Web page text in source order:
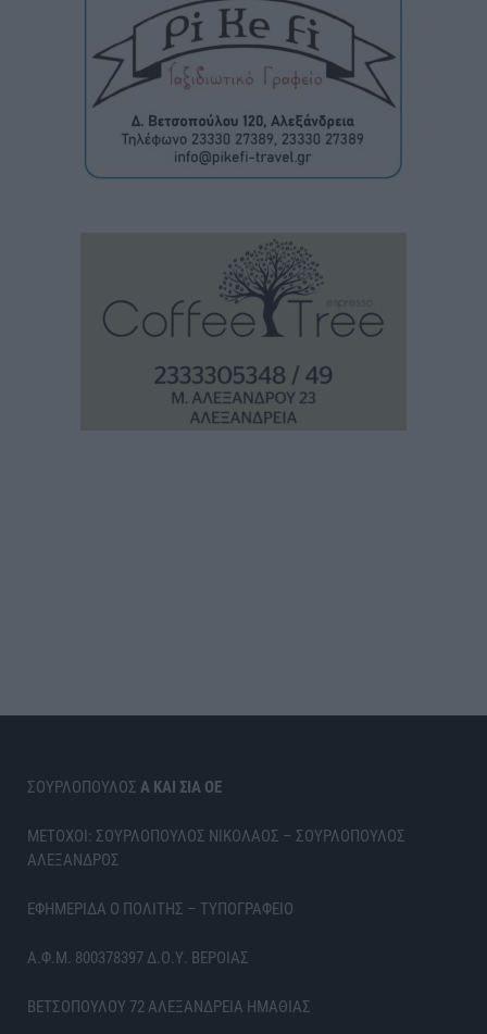
ΣΟΥΡΛΟΠΟΥΛΟΣ Α ΚΑΙ ΣΙΑ ΟΕ
ΜΕΤΟΧΟΙ: ΣΟΥΡΛΟΠΟΥΛΟΣ ΝΙΚΟΛΑΟΣ – ΣΟΥΡΛΟΠΟΥΛΟΣ
ΑΛΕΞΑΝΔΡΟΣ
ΕΦΗΜΕΡΙΔΑ Ο ΠΟΛΙΤΗΣ – ΤΥΠΟΓΡΑΦΕΙΟ
Α.Φ.Μ. 800378397 Δ.Ο.Υ. ΒΕΡΟΙΑΣ
ΒΕΤΣΟΠΟΥΛΟΥ 72 ΑΛΕΞΑΝΔΡΕΙΑ ΗΜΑΘΙΑΣ